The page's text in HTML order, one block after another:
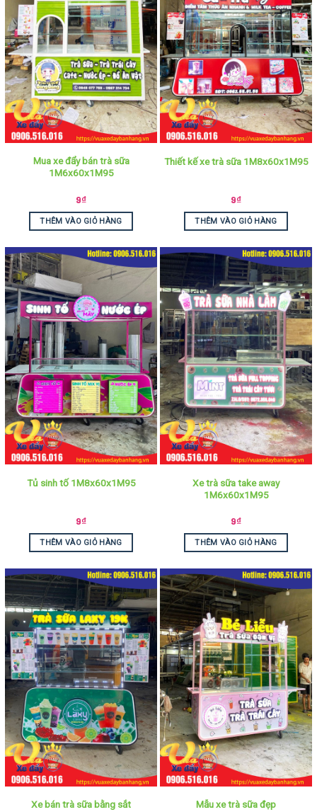
Mua xe đẩy bán trà sữa
1M6x60x1M95
9₫
THÊM VÀO GIỎ HÀNG
Thiết kế xe trà sữa 1M8x60x1M95
9₫
THÊM VÀO GIỎ HÀNG
Tủ sinh tố 1M8x60x1M95
9₫
THÊM VÀO GIỎ HÀNG
Xe trà sữa take away
1M6x60x1M95
9₫
THÊM VÀO GIỎ HÀNG
Xe bán trà sữa bằng sắt
Mẫu xe trà sữa đẹp